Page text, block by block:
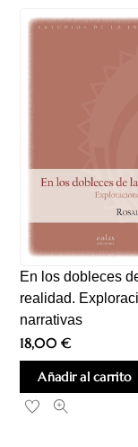
En los dobleces
realidad.
narrativas
18,00€
Añadir al carrito